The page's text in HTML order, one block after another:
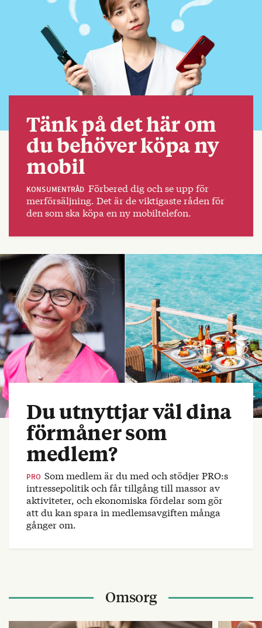
Tänk på det här om
du behöver köpa ny
mobil
KONSUMENTRÅD Förbered dig och se upp för
merförsäljning. Det är de viktigaste råden för
den som ska köpa en ny mobiltelefon.
Du utnyttjar väl dina
förmåner som
medlem?
PRO Som medlem är du med och stödjer PRO:s
intressepolitik och får tillgång till massor av
aktiviteter, och ekonomiska fördelar som gör
att du kan spara in medlemsavgiften många
gånger om.
Omsorg